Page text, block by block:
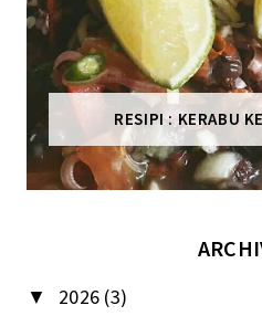
RESIPI : KERABU
▼ 2026 (3)